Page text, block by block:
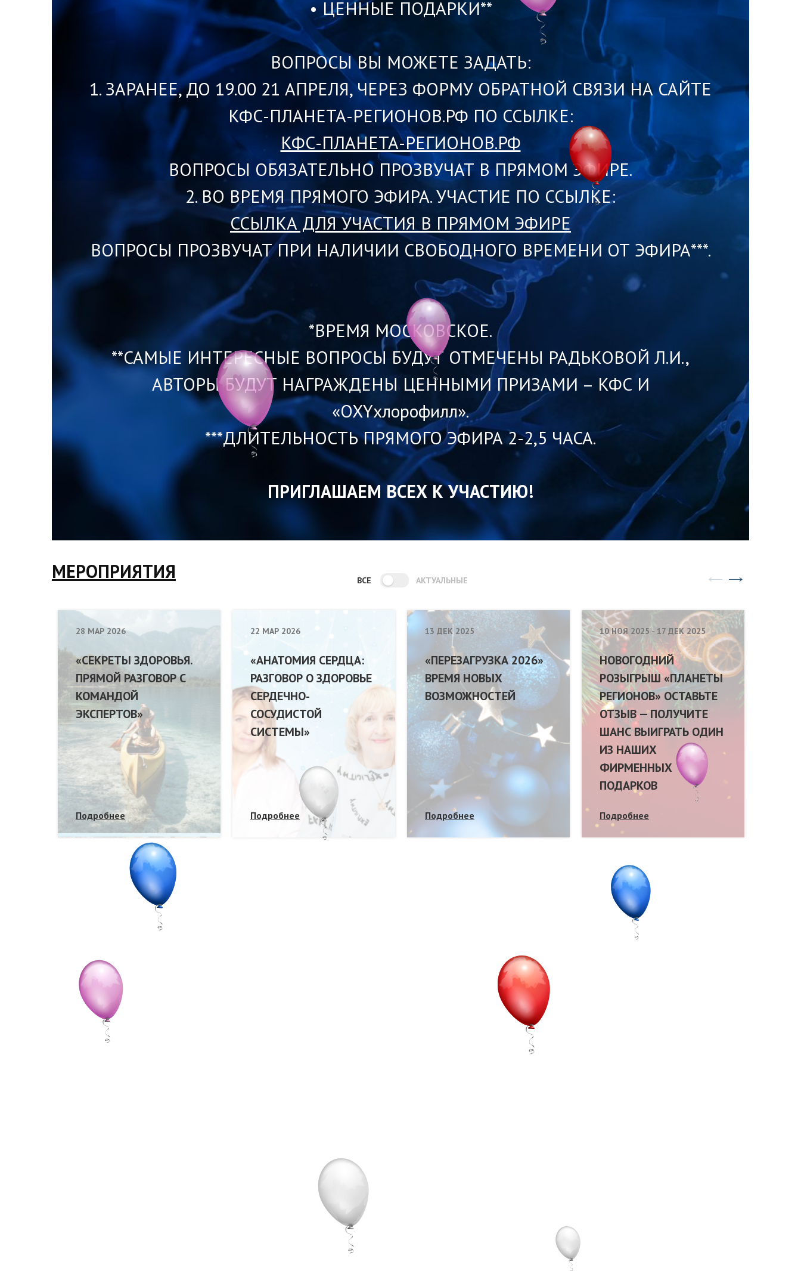
• ЦЕННЫЕ ПОДАРКИ**
ВОПРОСЫ ВЫ МОЖЕТЕ ЗАДАТЬ:
1. ЗАРАНЕЕ, ДО 19.00 21 АПРЕЛЯ, ЧЕРЕЗ ФОРМУ ОБРАТНОЙ СВЯЗИ НА САЙТЕ
КФС-ПЛАНЕТА-РЕГИОНОВ.РФ ПО ССЫЛКЕ:
КФС-ПЛАНЕТА-РЕГИОНОВ.РФ
ВОПРОСЫ ОБЯЗАТЕЛЬНО ПРОЗВУЧАТ В ПРЯМОМ ЭФИРЕ.
2. ВО ВРЕМЯ ПРЯМОГО ЭФИРА. УЧАСТИЕ ПО ССЫЛКЕ:
ССЫЛКА ДЛЯ УЧАСТИЯ В ПРЯМОМ ЭФИРЕ
ВОПРОСЫ ПРОЗВУЧАТ ПРИ НАЛИЧИИ СВОБОДНОГО ВРЕМЕНИ ОТ ЭФИРА***.
*ВРЕМЯ МОСКОВСКОЕ.
**САМЫЕ ИНТЕРЕСНЫЕ ВОПРОСЫ БУДУТ ОТМЕЧЕНЫ РАДЬКОВОЙ Л.И.,
АВТОРЫ БУДУТ НАГРАЖДЕНЫ ЦЕННЫМИ ПРИЗАМИ – КФС И
«OXYхлорофилл».
***ДЛИТЕЛЬНОСТЬ ПРЯМОГО ЭФИРА 2-2,5 ЧАСА.
ПРИГЛАШАЕМ ВСЕХ К УЧАСТИЮ!
МЕРОПРИЯТИЯ ВСЕ АКТУАЛЬНЫЕ
28 МАР 2026
«СЕКРЕТЫ ЗДОРОВЬЯ.
ПРЯМОЙ РАЗГОВОР С
КОМАНДОЙ
ЭКСПЕРТОВ»
Подробнее
22 МАР 2026
«АНАТОМИЯ СЕРДЦА:
РАЗГОВОР О ЗДОРОВЬЕ
СЕРДЕЧНО-
СОСУДИСТОЙ
СИСТЕМЫ»
Подробнее
13 ДЕК 2025
«ПЕРЕЗАГРУЗКА 2026»
ВРЕМЯ НОВЫХ
ВОЗМОЖНОСТЕЙ
Подробнее
10 НОЯ 2025- 17 ДЕК 2025
НОВОГОДНИЙ
РОЗЫГРЫШ «ПЛАНЕТЫ
РЕГИОНОВ» ОСТАВЬТЕ
ОТЗЫВ — ПОЛУЧИТЕ
ШАНС ВЫИГРАТЬ ОДИН
ИЗ НАШИХ
ФИРМЕННЫХ
ПОДАРКОВ
Подробнее